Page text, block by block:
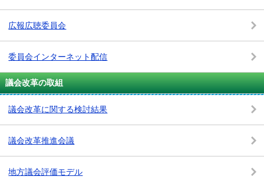
広報広聴委員会
委員会インターネット配信
議会改革の取組
議会改革に関する検討結果
議会改革推進会議
地方議会評価モデル